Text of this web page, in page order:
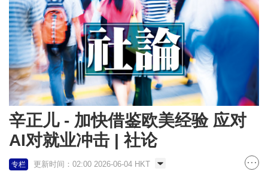
辛正儿 - 加快借鉴欧美经验 应对
AI对就业冲击 | 社论
专栏 更新时间：02:00 2026-06-04 HKT